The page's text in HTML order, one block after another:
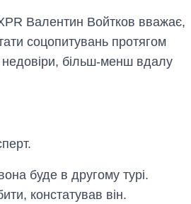
Валентин Войтков вважає,
соцопитувань протягом
недовіри, більш-менш вдалу
буде в другому турі.
констатував він.